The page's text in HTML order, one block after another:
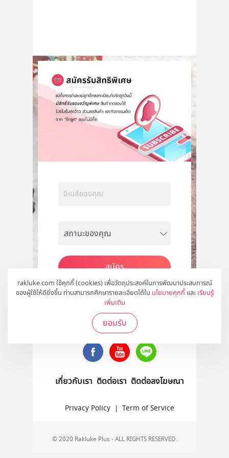
rakluke.com ใช้คุกกี้ (cookies) เพื่อวัตถุประสงค์ในการพัฒนาประสบการณ์
ของผู้ใช้ให้ดียิ่งขึ้น ท่านสามารถศึกษารายละเอียดได้ใน นโยบายคุกกี้ และ เรียนรู้
เพิ่มเติม
ยอมรับ
สมัคร
ติดตามเราได้ที่
เกี่ยวกับเรา ติดต่อเรา ติดต่อลงโฆษณา
Privacy Policy | Term of Service
© 2020 Rakluke Plus - ALL RIGHTS RESERVED.